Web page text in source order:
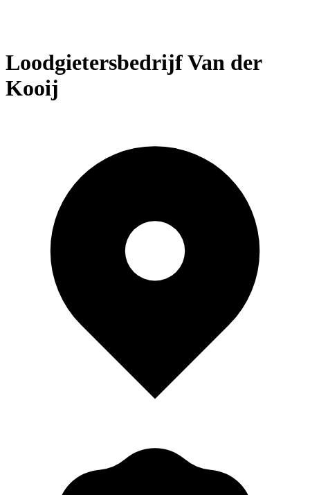
Loodgietersbedrijf Van der
Kooij